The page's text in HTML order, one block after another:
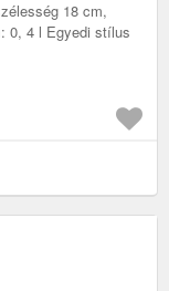
18 cm,
0, 4 l Egyedi stílus